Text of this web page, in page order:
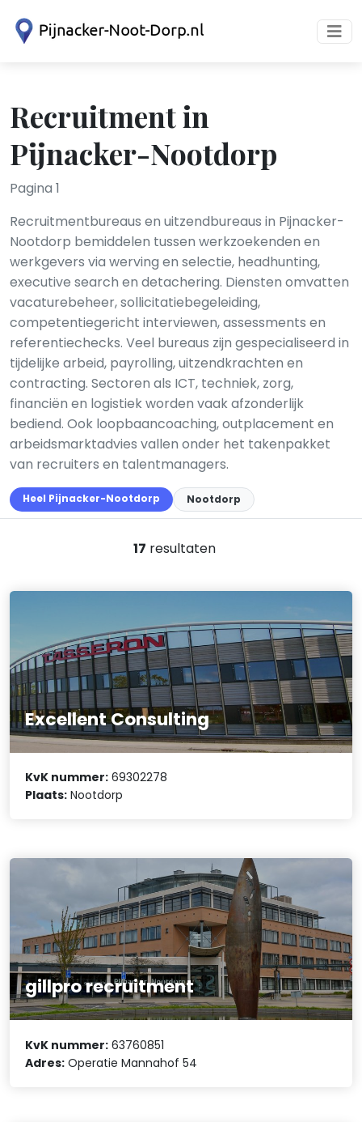
Recruitment in
Pijnacker-Nootdorp
Pagina 1
Recruitmentbureaus en uitzendbureaus in Pijnacker-
Nootdorp bemiddelen tussen werkzoekenden en
werkgevers via werving en selectie, headhunting,
executive search en detachering. Diensten omvatten
vacaturebeheer, sollicitatiebegeleiding,
competentiegericht interviewen, assessments en
referentiechecks. Veel bureaus zijn gespecialiseerd in
tijdelijke arbeid, payrolling, uitzendkrachten en
contracting. Sectoren als ICT, techniek, zorg,
financiën en logistiek worden vaak afzonderlijk
bediend. Ook loopbaancoaching, outplacement en
arbeidsmarktadvies vallen onder het takenpakket
van recruiters en talentmanagers.
Heel Pijnacker-Nootdorp Nootdorp
17 resultaten
Excellent Consulting
KvK nummer: 69302278
Plaats: Nootdorp
gillpro recruitment
KvK nummer: 63760851
Adres: Operatie Mannahof 54